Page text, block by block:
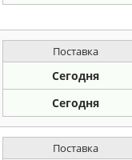
Поставка
Сегодня
Сегодня
Поставка